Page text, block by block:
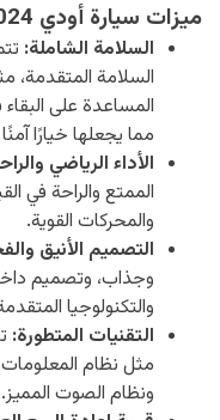
ميزات سيارة أودي A6 2024
السلامة الشاملة:
السلامة المتقدمة،
المساعدة على البقاء
مما يجعلها خيارًا
الأداء الرياضي
الممتع والراحة في
والمحركات القوية.
التصميم الأنيق
وجذاب، وتصميم
والتكنولوجيا
التقنيات المتطورة:
مثل نظام المعلومات
ونظام الصوت المميز.